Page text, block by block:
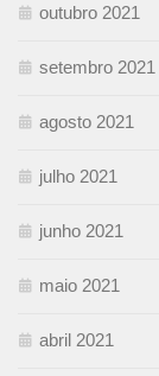
outubro 2021
setembro 2021
agosto 2021
julho 2021
junho 2021
maio 2021
abril 2021